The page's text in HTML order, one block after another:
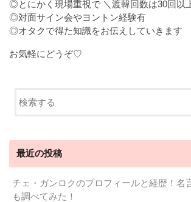
◎とにかく現場重視で ＼渡韓回数は30回以
◎対面サイン会やヨントン経験有
◎オタクで得た知識をお伝えしていきます
お気軽にどうぞ♡
最近の投稿
チェ・ガンロクのプロフィールと経歴！名
も調べてみた！